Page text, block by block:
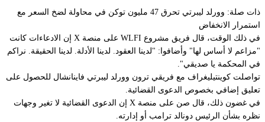
ذات صلة: وورلد ليبرتي تحرق 47 مليون توكن في محاولة لضخ السعر مع
استمرار الانخفاض
في ذلك الوقت، قال فريق مشروع WLFI على منصة X إن الادعاءات كانت
"مزاعم لا أساس لها" وأضافوا: "لدينا العقود. لدينا الأدلة. لدينا الحقيقة. نراكم
في المحكمة يا صديقي".
تواصلت كوينتيليغراف مع فريقي ترون وورلد ليبرتي فاينانشال للحصول على
تعليق إضافي بخصوص الدعوى القضائية.
في غضون ذلك، قال صن على منصة X إن الدعوى القضائية لا تغير وجهات
نظره بشأن الرئيس دونالد ترامب أو إدارته.